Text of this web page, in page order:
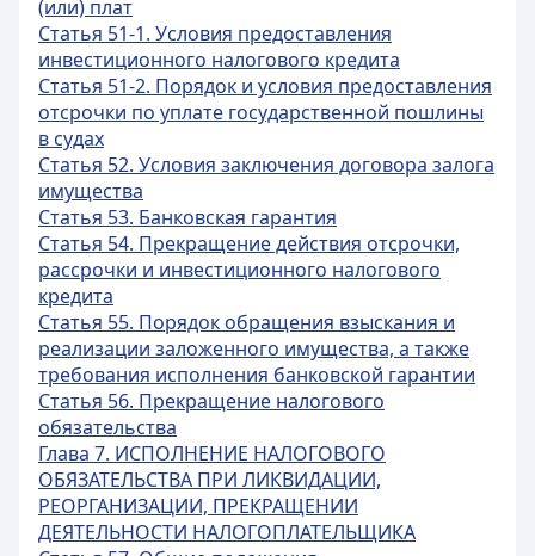
(или) плат
Статья 51-1. Условия предоставления
инвестиционного налогового кредита
Статья 51-2. Порядок и условия предоставления
отсрочки по уплате государственной пошлины
в судах
Статья 52. Условия заключения договора залога
имущества
Статья 53. Банковская гарантия
Статья 54. Прекращение действия отсрочки,
рассрочки и инвестиционного налогового
кредита
Статья 55. Порядок обращения взыскания и
реализации заложенного имущества, а также
требования исполнения банковской гарантии
Статья 56. Прекращение налогового
обязательства
Глава 7. ИСПОЛНЕНИЕ НАЛОГОВОГО
ОБЯЗАТЕЛЬСТВА ПРИ ЛИКВИДАЦИИ,
РЕОРГАНИЗАЦИИ, ПРЕКРАЩЕНИИ
ДЕЯТЕЛЬНОСТИ НАЛОГОПЛАТЕЛЬЩИКА